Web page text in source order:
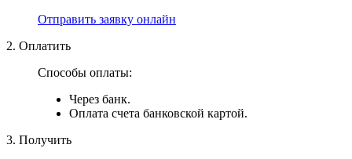
Отправить заявку онлайн
2. Оплатить
Способы оплаты:
Через банк.
Оплата счета банковской картой.
3. Получить